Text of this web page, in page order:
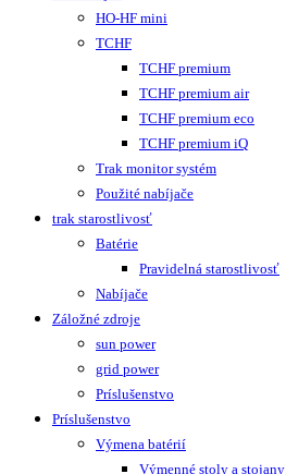
HO-HF mini
TCHF
TCHF premium
TCHF premium air
TCHF premium eco
TCHF premium iQ
Trak monitor systém
Použité nabíjače
trak starostlivosť
Batérie
Pravidelná starostlivosť
Nabíjače
Záložné zdroje
sun power
grid power
Príslušenstvo
Príslušenstvo
Výmena batérií
Výmenné stoly a stojany